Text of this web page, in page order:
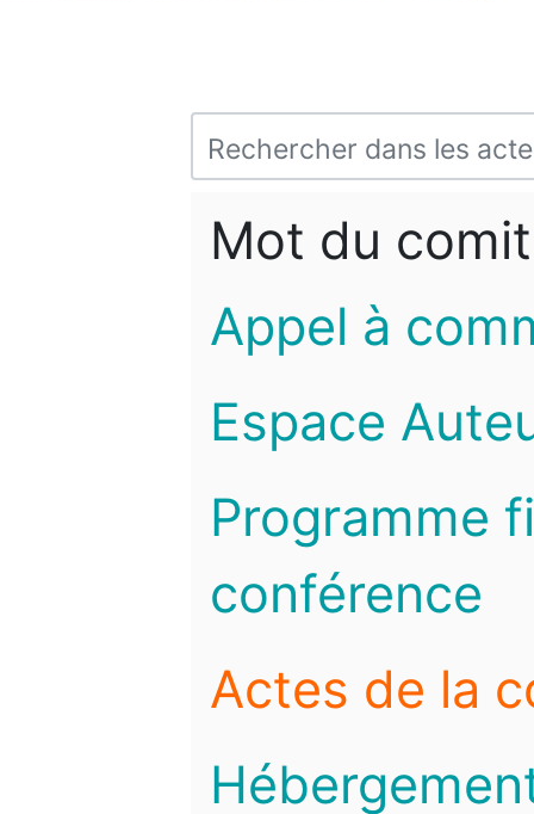
Mot du
Appel à
Espace
Programme
conférence
Actes de la